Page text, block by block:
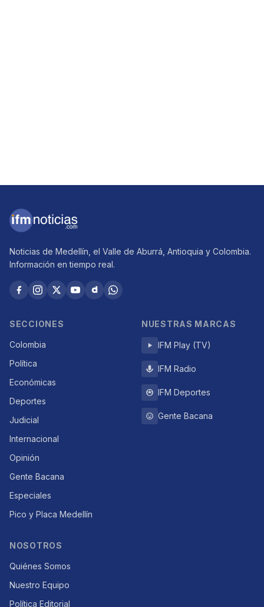
Noticias de Medellín, el Valle de Aburrá, Antioquia y Colombia.
Información en tiempo real.
SECCIONES
Colombia
Política
Económicas
Deportes
Judicial
Internacional
Opinión
Gente Bacana
Especiales
Pico y Placa Medellín
NUESTRAS MARCAS
IFM Play (TV)
IFM Radio
IFM Deportes
Gente Bacana
NOSOTROS
Quiénes Somos
Nuestro Equipo
Política Editorial